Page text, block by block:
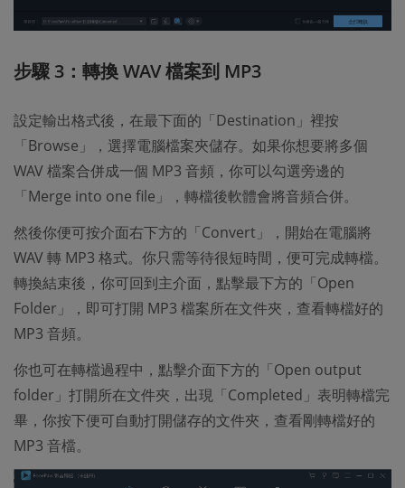
步驟 3：轉換 WAV 檔案到 MP3
設定輸出格式後，在最下面的「Destination」裡按
「Browse」，選擇電腦檔案夾儲存。如果你想要將多個
WAV 檔案合併成一個 MP3 音頻，你可以勾選旁邊的
「Merge into one file」，轉檔後軟體會將音頻合併。
然後你便可按介面右下方的「Convert」，開始在電腦將
WAV 轉 MP3 格式。你只需等待很短時間，便可完成轉檔。
轉換結束後，你可回到主介面，點擊最下方的「Open
Folder」，即可打開 MP3 檔案所在文件夾，查看轉檔好的
MP3 音頻。
你也可在轉檔過程中，點擊介面下方的「Open output
folder」打開所在文件夾，出現「Completed」表明轉檔完
畢，你按下便可自動打開儲存的文件夾，查看剛轉檔好的
MP3 音檔。